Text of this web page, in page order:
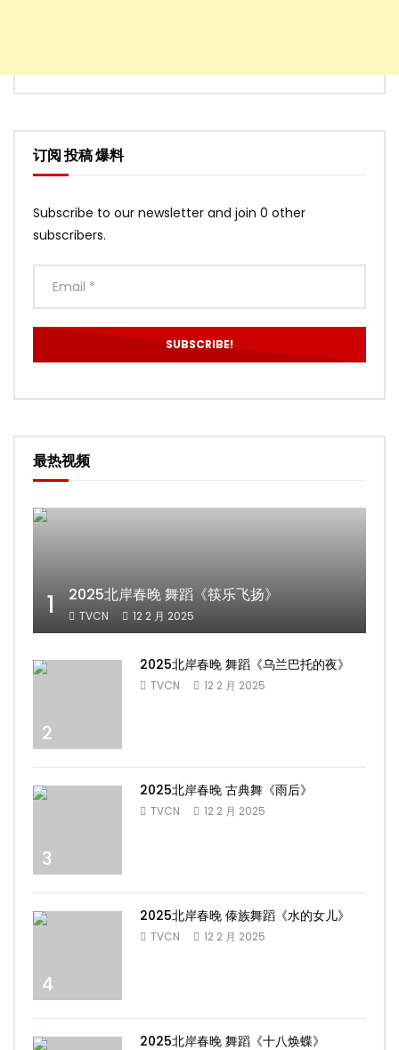
订阅 投稿 爆料
Subscribe to our newsletter and join 0 other
subscribers.
最热视频
1 2025北岸春晚 舞蹈《筷乐飞扬》
TVCN 12 2 月 2025
2
2025北岸春晚 舞蹈《乌兰巴托的夜》
TVCN 12 2 月 2025
3
2025北岸春晚 古典舞《雨后》
TVCN 12 2 月 2025
4
2025北岸春晚 傣族舞蹈《水的女儿》
TVCN 12 2 月 2025
2025北岸春晚 舞蹈《十八焕蝶》